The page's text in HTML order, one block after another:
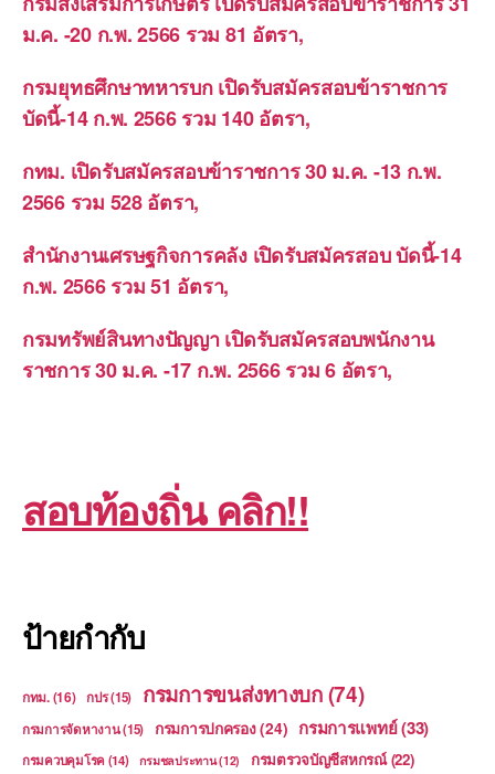
ม.ค. -20 ก.พ. 2566 รวม 81 อัตรา,
กรมยุทธศึกษาทหารบก เปิดรับสมัครสอบข้าราชการ
บัดนี้-14 ก.พ. 2566 รวม 140 อัตรา,
กทม. เปิดรับสมัครสอบข้าราชการ 30 ม.ค. -13 ก.พ.
2566 รวม 528 อัตรา,
สำนักงานเศรษฐกิจการคลัง เปิดรับสมัครสอบ บัดนี้-14
ก.พ. 2566 รวม 51 อัตรา,
กรมทรัพย์สินทางปัญญา เปิดรับสมัครสอบพนักงาน
ราชการ 30 ม.ค. -17 ก.พ. 2566 รวม 6 อัตรา,
สอบท้องถิ่น คลิก!!
ป้ายกำกับ
กทม.(16) กปร(15) กรมการขนส่งทางบก(74)
กรมการจัดหางาน(15) กรมการปกครอง(24) กรมการแพทย์(33)
กรมควบคุมโรค (14) กรมชลประทาน(12) กรมตรวจบัญชีสหกรณ์(22)